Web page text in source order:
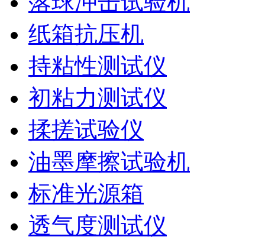
纸箱抗压机
持粘性测试仪
初粘力测试仪
揉搓试验仪
油墨摩擦试验机
标准光源箱
透气度测试仪